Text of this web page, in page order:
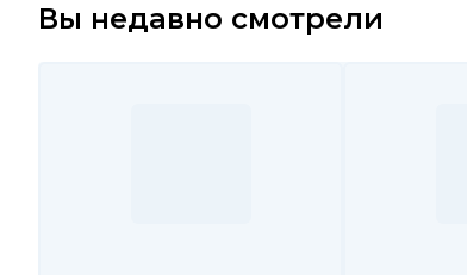
Вы недавно смотрели